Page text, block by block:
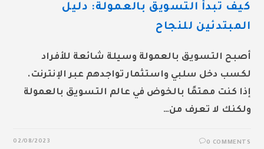
كيف تبدأ التسويق بالعمولة: دليل
المبتدئين للنجاح
أصبح التسويق بالعمولة وسيلة شائعة للأفراد
لكسب دخل سلبي واستثمار تواجدهم عبر الإنترنت.
إذا كنت مهتمًا بالخوض في عالم التسويق بالعمولة
ولكنك لا تعرف من…
0 COMMENTS
02/08/2023